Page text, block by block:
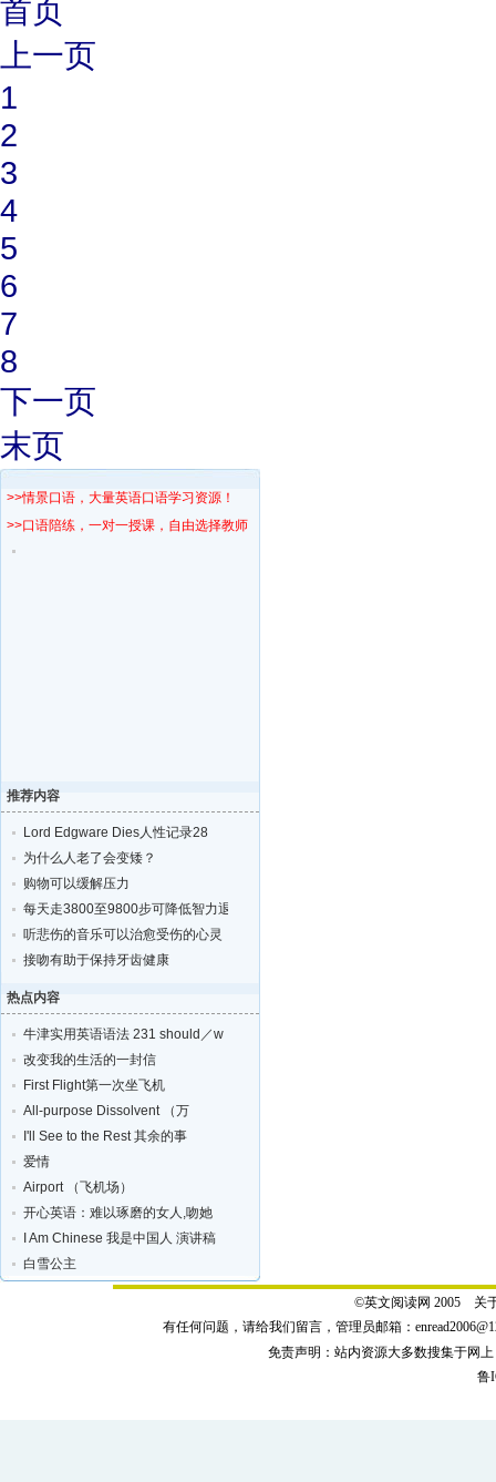
首页
上一页
1
2
3
4
5
6
7
8
下一页
末页
>>情景口语，大量英语口语学习资源！
>>口语陪练，一对一授课，自由选择教师！
推荐内容
Lord Edgware Dies人性记录28
为什么人老了会变矮？
购物可以缓解压力
每天走3800至9800步可降低智力退化的风险
听悲伤的音乐可以治愈受伤的心灵
接吻有助于保持牙齿健康
热点内容
牛津实用英语语法 231 should／w
改变我的生活的一封信
First Flight第一次坐飞机
All-purpose Dissolvent （万
I'll See to the Rest 其余的事
爱情
Airport （飞机场）
开心英语：难以琢磨的女人,吻她
I Am Chinese 我是中国人 演讲稿
白雪公主